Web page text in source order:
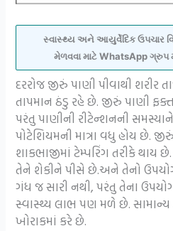
સ્વાસ્થ્ય અને આયુર્વેદિક ઉપચાર
મેળવવા માટે WhatsApp ગ્રુપ
દરરોજ જીરું પાણી પીવાથી
તાપમાન ઠંડુ રહે છે. જીરું પાણી
પરંતુ પાણીની રીટેન્શનની
પોટેશિયમની માત્રા વધુ હોય છે.
શાકભાજીમાં ટેમ્પરિંગ તરીકે થાય
તેને શેકીને પીસે છે.અને તેનો
ગંધ જ સારી નથી, પરંતુ તેના
સ્વાસ્થ્ય લાભ પણ મળે છે. સામાન્ય
ખોરાકમાં કરે છે.